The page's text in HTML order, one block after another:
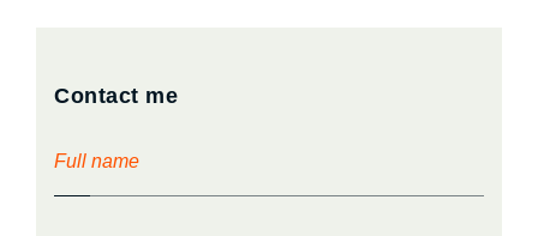
Contact me